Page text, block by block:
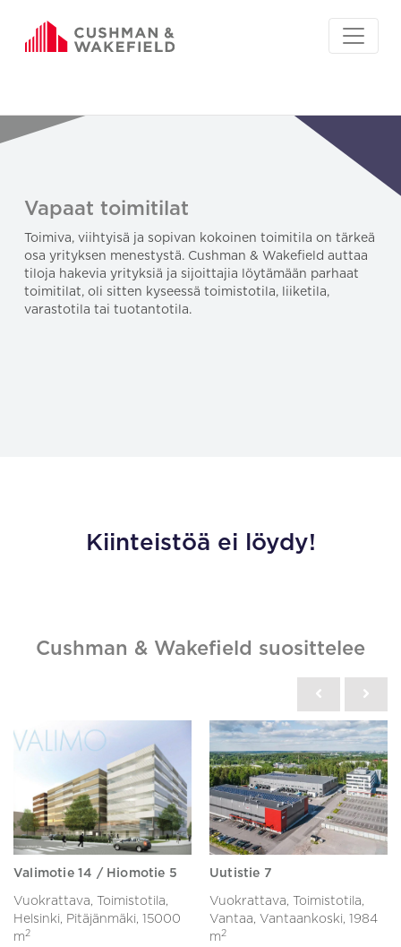
Vapaat toimitilat
Toimiva, viihtyisä ja sopivan kokoinen toimitila on tärkeä
osa yrityksen menestystä. Cushman & Wakefield auttaa
tiloja hakevia yrityksiä ja sijoittajia löytämään parhaat
toimitilat, oli sitten kyseessä toimistotila, liiketila,
varastotila tai tuotantotila.
Kiinteistöä ei löydy!
Cushman & Wakefield suosittelee
Valimotie 14 / Hiomotie 5
Vuokrattava, Toimistotila,
Helsinki, Pitäjänmäki, 15000
m 2
Uutistie 7
Vuokrattava, Toimistotila,
Vantaa, Vantaankoski, 1984
m 2